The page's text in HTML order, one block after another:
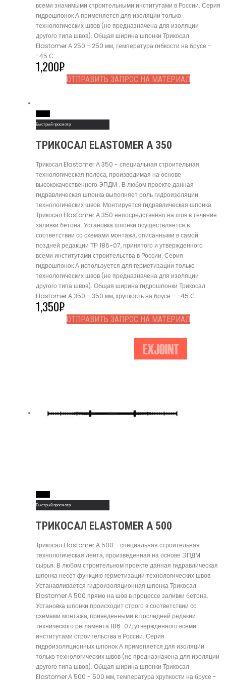
всеми значимыми строительными институтами в России. Серия
гидрошпонок А применяется для изоляции только
технологических швов (не предназначена для изоляции
другого типа швов). Общая ширина шпонки Трикосал
Elastomer А 250 - 250 мм, температура гибкости на брусе -
-45 С.
1,200₽
ОТПРАВИТЬ ЗАПРОС НА МАТЕРИАЛ
Быстрый просмотр
ТРИКОСАЛ ELASTOMER А 350
Трикосал Elastomer А 350 - специальная строительная
технологическая полоса, производимая на основе
высококачественного ЭПДМ . В любом проекте данная
гидравлическая шпонка выполняет роль гидроизоляции
технологических швов. Монтируется гидравлическая шпонка
Трикосал Elastomer А 350 непосредственно на шов в течение
заливки бетона. Установка шпонки осуществляется в
соответствии со схемами монтажа, описанными в самой
поздней редакции ТР 186-07, принятого и утвержденного
всеми институтами строительства в России. Серия
гидрошпонок А используется для герметизации только
технологических швов (не предназначена для изоляции
другого типа швов). Общая ширина гидрошпонки Трикосал
Elastomer А 350 - 350 мм, хрупкость на брусе - -45 С.
1,350₽
ОТПРАВИТЬ ЗАПРОС НА МАТЕРИАЛ
Быстрый просмотр
ТРИКОСАЛ ELASTOMER А 500
Трикосал Elastomer А 500 - специальная строительная
технологическая лента, произведенная на основе ЭПДМ
сырья. В любом строительном проекте данная гидравлическая
шпонка несет функцию герметизации технологических швов.
Устанавливается гидроизоляционная шпонка Трикосал
Elastomer А 500 прямо на шов в процессе заливки бетона.
Установка шпонки происходит строго в соответствии со
схемами монтажа, приведенными в последней редакии
технического регламента 186-07, утвержденного всеми
институтами строительства в России. Серия
гидроизоляционных шпонок А применяется для изоляции
только технологических швов (не предназначена для изоляции
другого типа швов). Общая ширина шпонки Трикосал
Elastomer А 500 - 500 мм, температура хрупкости на брусе -